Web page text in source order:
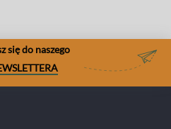
się do naszego